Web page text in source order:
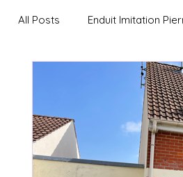
All Posts Enduit Imitation
Enduit Imitation Brique
Bardage Façade Maison